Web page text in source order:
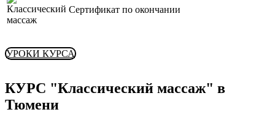
Сертификат по окончании
УРОКИ КУРСА
КУРС "Классический массаж" в
Тюмени